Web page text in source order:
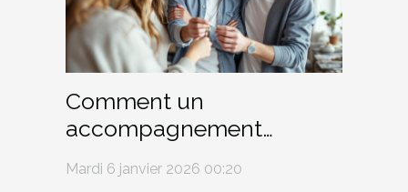
Comment un
accompagnement
complet facilite-t-il
l'achat immobilier ?
Mardi 6 janvier 2026 00:20